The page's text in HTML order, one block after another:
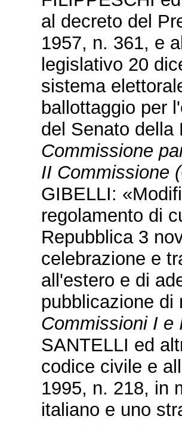
al decreto del
1957, n. 361, e
legislativo 20
sistema
ballottaggio per
del Senato
Commissione
II Commissione
GIBELLI:
regolamento di
Repubblica 3
celebrazione e
all'estero e di
pubblicazione
Commissioni I e
SANTELLI ed
codice civile e
1995, n. 218, in
italiano e uno